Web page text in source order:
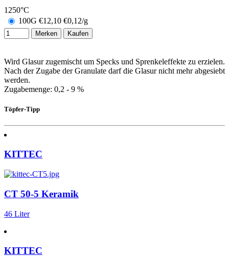
1250°C
100G €12,10 €0,12/g
Merken Kaufen
Wird Glasur zugemischt um Specks und Sprenkeleffekte zu erzielen.
Nach der Zugabe der Granulate darf die Glasur nicht mehr abgesiebt
werden.
Zugabemenge: 0,2 - 9 %
Töpfer-Tipp
KITTEC
CT 50-5 Keramik
46 Liter
KITTEC